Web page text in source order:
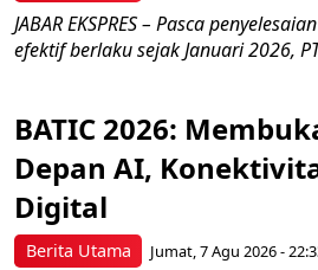
JABAR EKSPRES – Pasca
efektif berlaku sejak Januari 2026,
Berita Utama
BATIC 2026:
Depan AI,
Digital
Jumat, 7 Agu 2026 -